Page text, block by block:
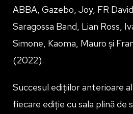
ABBA, Gazebo, Joy, FR
Saragossa Band, Lian Ross,
Simone, Kaoma, Mauro și
(2022).
Succesul edițiilor anterioare
fiecare ediție cu sala plină